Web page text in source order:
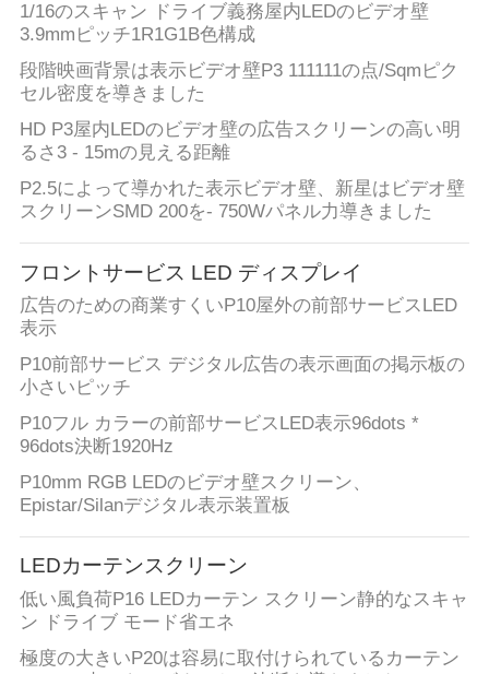
ニ
ュ
ー
ス
場
合
今
す
ぐ
チ
ャ
ッ
ト
1/16のスキャン ドライブ義務屋内LEDのビデオ壁
3.9mmピッチ1R1G1B色構成
段階映画背景は表示ビデオ壁P3 111111の点/Sqmピク
セル密度を導きました
HD P3屋内LEDのビデオ壁の広告スクリーンの高い明
るさ3 - 15mの見える距離
P2.5によって導かれた表示ビデオ壁、新星はビデオ壁
スクリーンSMD 200を- 750Wパネル力導きました
フロントサービス LED ディスプレイ
広告のための商業すくいP10屋外の前部サービスLED
表示
P10前部サービス デジタル広告の表示画面の掲示板の
小さいピッチ
P10フル カラーの前部サービスLED表示96dots *
96dots決断1920Hz
P10mm RGB LEDのビデオ壁スクリーン、
Epistar/Silanデジタル表示装置板
LEDカーテンスクリーン
低い風負荷P16 LEDカーテン スクリーン静的なスキャ
ン ドライブ モード省エネ
極度の大きいP20は容易に取付けられているカーテン